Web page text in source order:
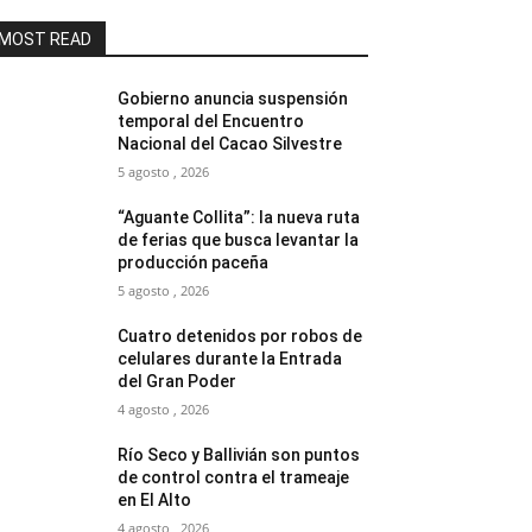
READ
Gobierno anuncia suspensión
temporal del Encuentro
Nacional del Cacao Silvestre
5 agosto , 2026
“Aguante Collita”: la nueva ruta
de ferias que busca levantar la
producción paceña
5 agosto , 2026
Cuatro detenidos por robos de
celulares durante la Entrada
del Gran Poder
4 agosto , 2026
Río Seco y Ballivián son puntos
de control contra el trameaje
en El Alto
4 agosto , 2026